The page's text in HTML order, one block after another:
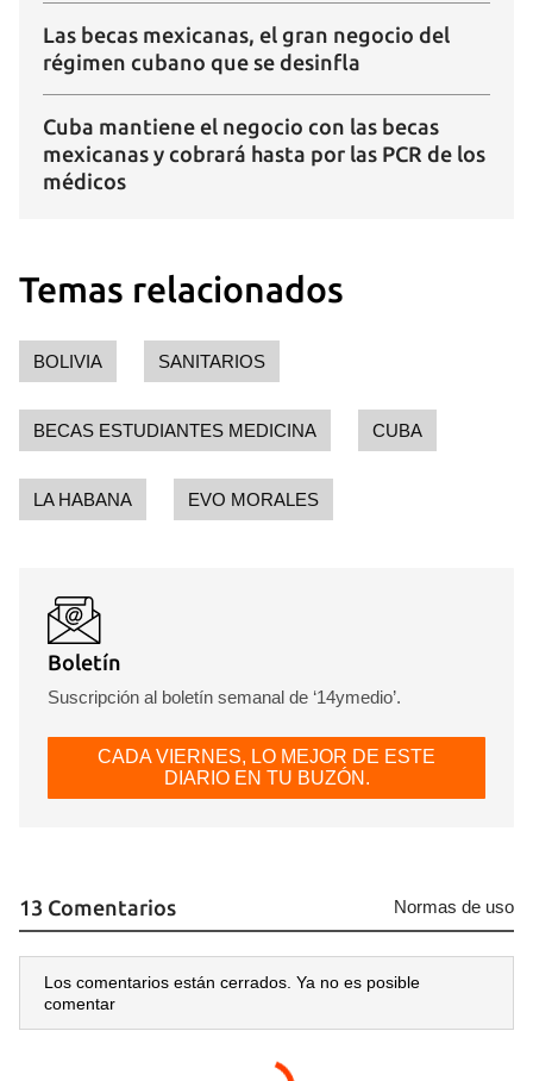
Las becas mexicanas, el gran negocio del
régimen cubano que se desinfla
Cuba mantiene el negocio con las becas
mexicanas y cobrará hasta por las PCR de los
médicos
Temas relacionados
BOLIVIA SANITARIOS
BECAS ESTUDIANTES MEDICINA CUBA
LA HABANA EVO MORALES
Boletín
Suscripción al boletín semanal de ‘14ymedio’.
CADA VIERNES, LO MEJOR DE ESTE
DIARIO EN TU BUZÓN.
13 Comentarios Normas de uso
Los comentarios están cerrados. Ya no es posible
comentar